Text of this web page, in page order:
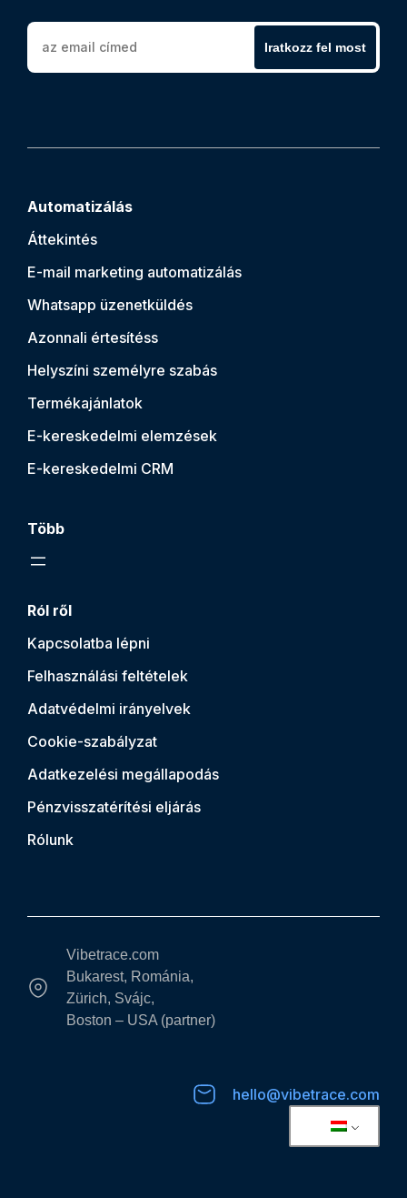
Iratkozz fel most
Automatizálás
Áttekintés
E-mail marketing automatizálás
Whatsapp üzenetküldés
Azonnali értesítéss
Helyszíni személyre szabás
Termékajánlatok
E-kereskedelmi elemzések
E-kereskedelmi CRM
Több
Ról ről
Kapcsolatba lépni
Felhasználási feltételek
Adatvédelmi irányelvek
Cookie-szabályzat
Adatkezelési megállapodás
Pénzvisszatérítési eljárás
Rólunk
Vibetrace.com
Bukarest, Románia,
Zürich, Svájc,
Boston – USA (partner)
hello@vibetrace.com